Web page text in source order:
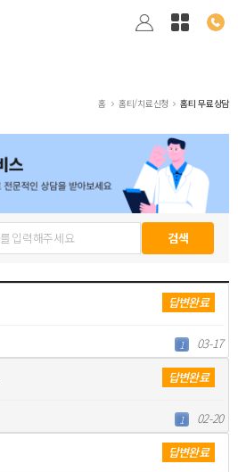
홈 홈티/치료신청 홈티 무료상담
답변완료
1 03-17
답변완료
1 02-20
답변완료